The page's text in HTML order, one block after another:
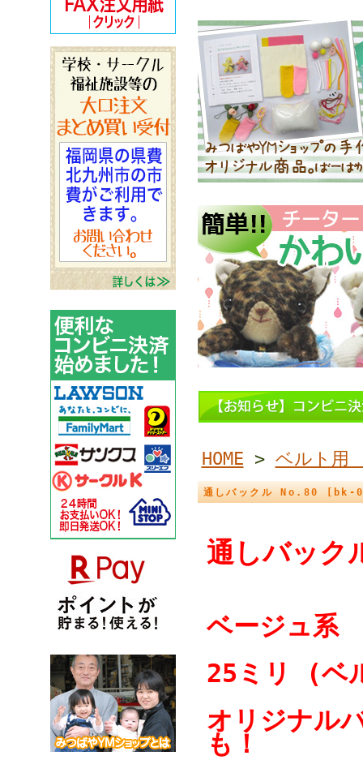
HOME > ベルト用
通しバックル No.80 [bk-
通しバ
ベージュ系
25ミリ (ベ
オリジナル
も！